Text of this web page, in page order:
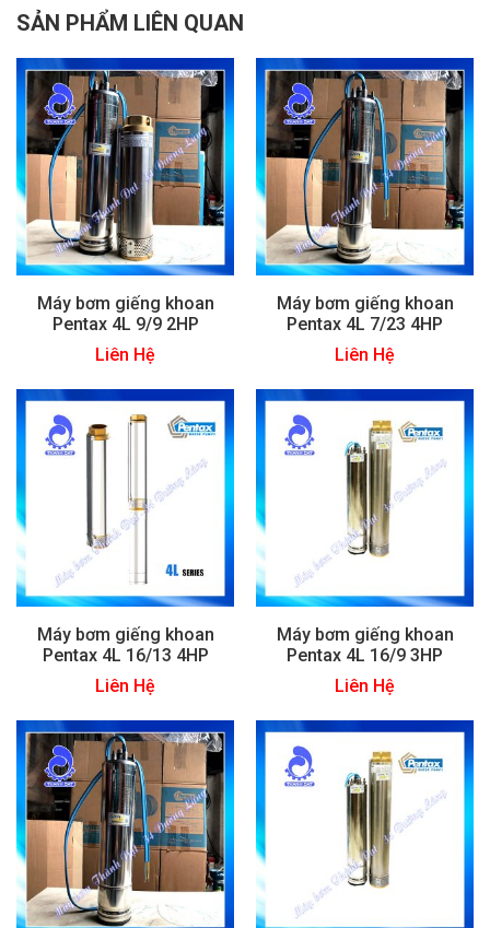
SẢN PHẨM LIÊN QUAN
Máy bơm giếng khoan
Pentax 4L 9/9 2HP
Liên Hệ
Máy bơm giếng khoan
Pentax 4L 7/23 4HP
Liên Hệ
Máy bơm giếng khoan
Pentax 4L 16/13 4HP
Liên Hệ
Máy bơm giếng khoan
Pentax 4L 16/9 3HP
Liên Hệ